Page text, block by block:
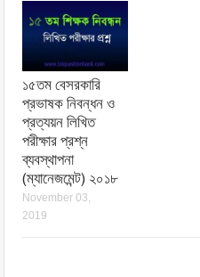
১৫তম বেসরকারি
প্রভাষক নিবন্ধন ও
প্রত্যয়ন লিখিত
পরীক্ষার প্রশ্ন
ব্যবস্থাপনা
(ম্যানেজমেন্ট) ২০১৮
November 03,
2019